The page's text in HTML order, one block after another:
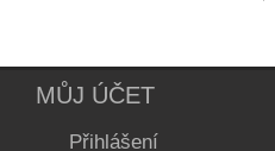
MŮJ ÚČET
Přihlášení